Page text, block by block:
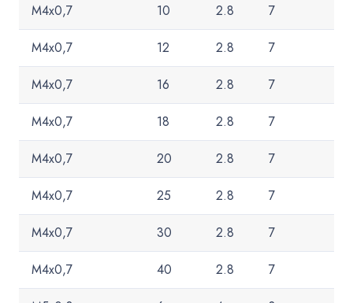
M4x0,7 10 2.8 7
M4x0,7 12 2.8 7
M4x0,7 16 2.8 7
M4x0,7 18 2.8 7
M4x0,7 20 2.8 7
M4x0,7 25 2.8 7
M4x0,7 30 2.8 7
M4x0,7 40 2.8 7